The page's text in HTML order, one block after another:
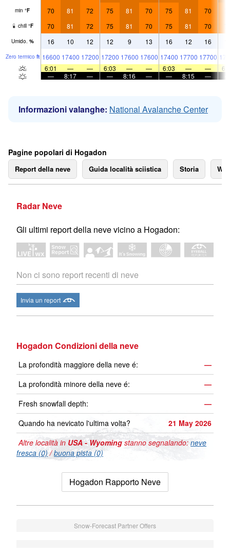
min °F 70 81 72 75 81 70 75 81 70
chill °F 70 81 72 75 81 70 75 81 70
Umido. % 16 10 12 12 9 13 16 12 16
Zero termico ft 16600 17400 17200 17200 17600 17600 17400 17700 17700
6:01
— — 6:03 — — 6:03 — —
—
8:17 — — 8:16 — — 8:15 —
Informazioni valanghe: National Avalanche Center
Pagine popolari di Hogadon
Report della neve Guida località sciistica Storia
Radar Neve
Gli ultimi report della neve vicino a Hogadon:
Non ci sono report recenti di neve
Invia un report
Hogadon Condizioni della neve
La profondità maggiore della neve é:
—
La profondità minore della neve é:
—
Fresh snowfall depth:
—
Quando ha nevicato l'ultima volta?
21 May 2026
Altre località in USA - Wyoming stanno segnalando: neve
fresca (0)/buona pista (0)
Hogadon Rapporto Neve
Snow-Forecast Partner Offers